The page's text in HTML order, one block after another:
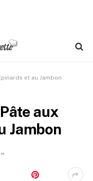
et au Jambon
aux
Jambon